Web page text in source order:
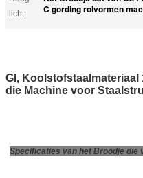
licht:
C gording rolvormen
GI, Koolstofstaalmateriaal
die Machine voor
Specificaties van het Broodje die